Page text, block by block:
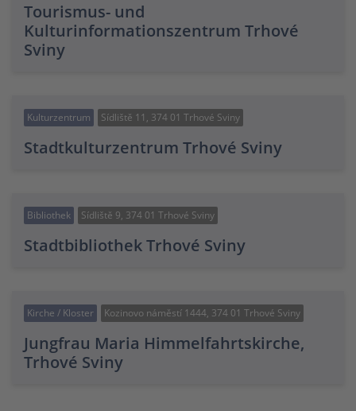
Tourismus- und
Kulturinformationszentrum Trhové
Sviny
Kulturzentrum Sídliště 11, 374 01 Trhové Sviny
Stadtkulturzentrum Trhové Sviny
Bibliothek Sídliště 9, 374 01 Trhové Sviny
Stadtbibliothek Trhové Sviny
Kirche / Kloster Kozinovo náměstí 1444, 374 01 Trhové Sviny
Jungfrau Maria Himmelfahrtskirche,
Trhové Sviny